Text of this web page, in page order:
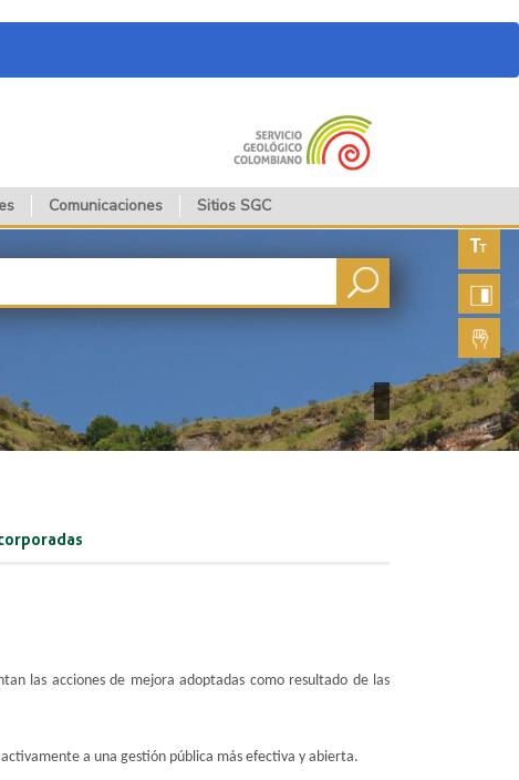
Comunicaciones Sitios SGC
fuente
Lengua
de
las acciones de mejora adoptadas como resultado de las
a una gestión pública más efectiva y abierta.